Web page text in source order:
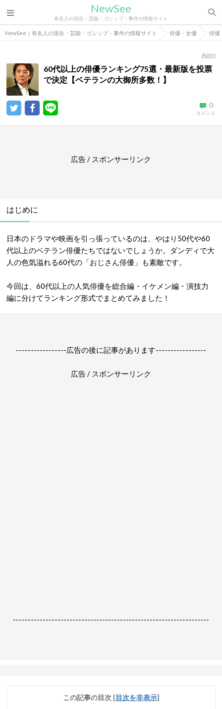
NewSee
有名人の現在・芸能・ゴシップ・事件の情報サイト
NewSee｜有名人の現在・芸能・ゴシップ・事件の情報サイト 俳優・女優 俳優
Aimy
60代以上の俳優ランキング75選・最新版を投票
で決定【ベテランの大御所多数！】
0
コメント
広告 / スポンサーリンク
はじめに
日本のドラマや映画を引っ張っているのは、やはり50代や60
代以上のベテラン俳優たちではないでしょうか。ダンディで大
人の色気溢れる60代の「おじさん俳優」も素敵です。
今回は、60代以上の人気俳優を総合編・イケメン編・演技力
編に分けてランキング形式でまとめてみました！
-----------------広告の後に記事があります-----------------
広告 / スポンサーリンク
------------------------------------------------------------------
この記事の目次 [目次を非表示]